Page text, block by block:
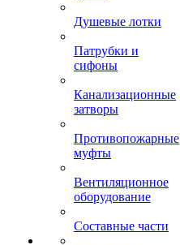
Душевые лотки
Патрубки и
сифоны
Канализационные
затворы
Противопожарные
муфты
Вентиляционное
оборудование
Составные части